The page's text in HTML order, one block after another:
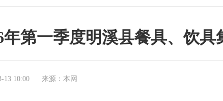
年第一季度明溪县餐具、饮
13 10:00 来源：本网